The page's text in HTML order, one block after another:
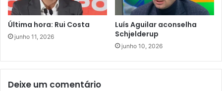
Última hora: Rui Costa
junho 11, 2026
Luís Aguilar aconselha
Schjelderup
junho 10, 2026
Deixe um comentário